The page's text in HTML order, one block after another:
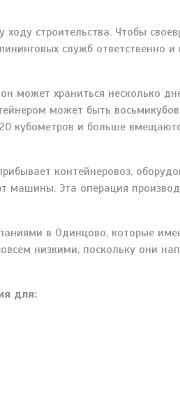
строительства. Чтобы
служб ответственно
может храниться несколько
может быть
кубометров и больше
контейнеровоз,
машины. Эта операция
в Одинцово, которые
низкими, поскольку они
для: